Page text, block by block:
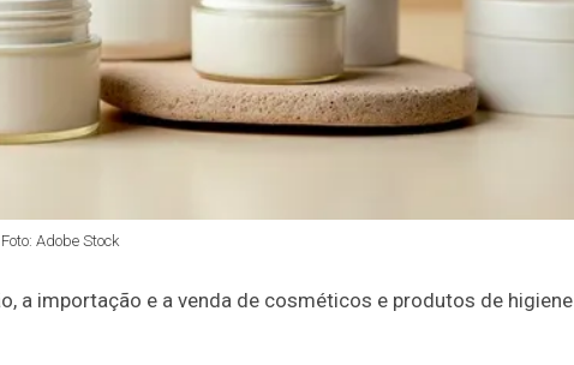
Adobe Stock
a importação e a venda de cosméticos e produtos de higiene